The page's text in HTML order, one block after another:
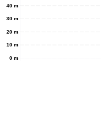
0 m
10 m
20 m
30 m
40 m